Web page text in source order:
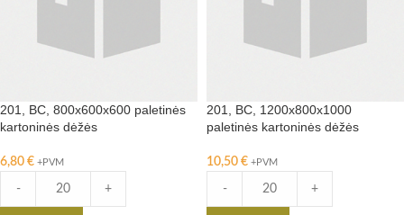
201, BC, 800x600x600 paletinės
kartoninės dėžės
6,80 € +PVM
- +
201, BC, 1200x800x1000
paletinės kartoninės dėžės
10,50 € +PVM
- +